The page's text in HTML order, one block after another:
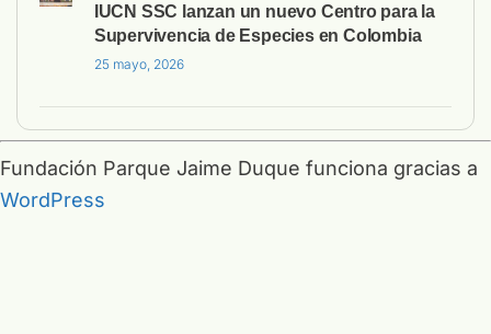
IUCN SSC lanzan un nuevo Centro para la
Supervivencia de Especies en Colombia
25 mayo, 2026
Fundación Parque Jaime Duque funciona gracias a
WordPress